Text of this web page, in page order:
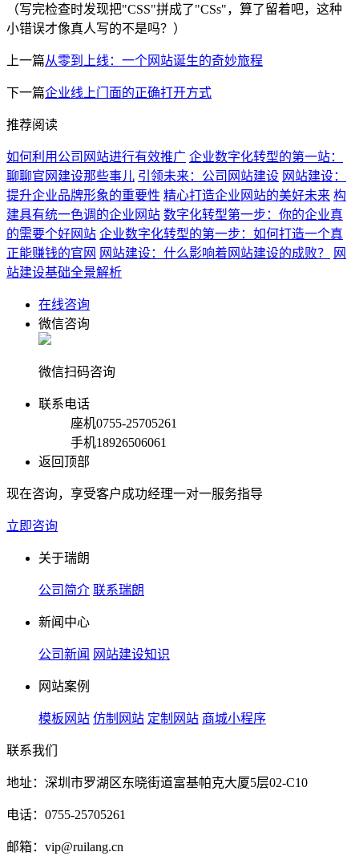
（写完检查时发现把"CSS"拼成了"CSs"，算了留着吧，这种
小错误才像真人写的不是吗？）
上一篇从零到上线：一个网站诞生的奇妙旅程
下一篇企业线上门面的正确打开方式
推荐阅读
如何利用公司网站进行有效推广 企业数字化转型的第一站：
聊聊官网建设那些事儿 引领未来：公司网站建设 网站建设：
提升企业品牌形象的重要性 精心打造企业网站的美好未来 构
建具有统一色调的企业网站 数字化转型第一步：你的企业真
的需要个好网站 企业数字化转型的第一步：如何打造一个真
正能赚钱的官网 网站建设：什么影响着网站建设的成败？
网
站建设基础全景解析
在线咨询
微信咨询
微信扫码咨询
联系电话
座机0755-25705261
手机18926506061
返回顶部
现在咨询，享受客户成功经理一对一服务指导
立即咨询
关于瑞朗
公司简介 联系瑞朗
新闻中心
公司新闻 网站建设知识
网站案例
模板网站 仿制网站 定制网站 商城小程序
联系我们
地址：深圳市罗湖区东晓街道富基帕克大厦5层02-C10
电话：0755-25705261
邮箱：vip@ruilang.cn